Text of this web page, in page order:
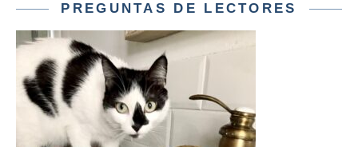
PREGUNTAS DE LECTORES